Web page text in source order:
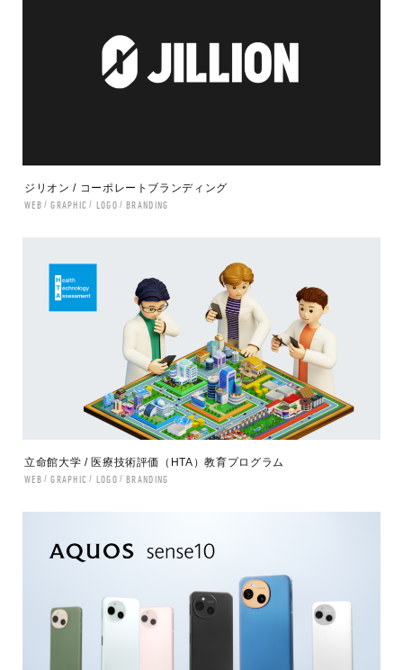
ジリオン / コーポレートブランディング
WEB
GRAPHIC LOGO BRANDING
立命館大学 / 医療技術評価（HTA）教育プログラム
WEB
GRAPHIC LOGO BRANDING